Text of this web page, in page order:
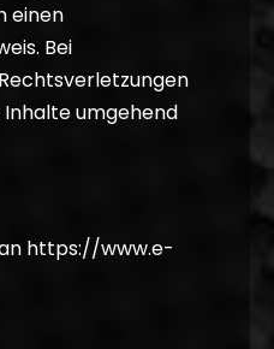
einen
Bei
umgehend
https://www.e-